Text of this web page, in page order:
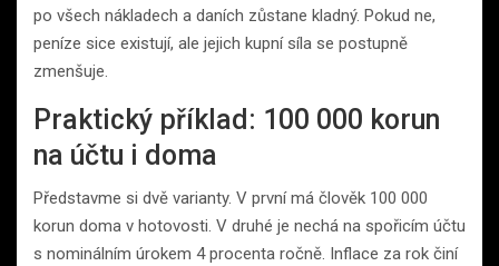
po všech nákladech a daních zůstane kladný. Pokud ne,
peníze sice existují, ale jejich kupní síla se postupně
zmenšuje.
Praktický příklad: 100 000 korun
na účtu i doma
Představme si dvě varianty. V první má člověk 100 000
korun doma v hotovosti. V druhé je nechá na spořicím účtu
s nominálním úrokem 4 procenta ročně. Inflace za rok činí